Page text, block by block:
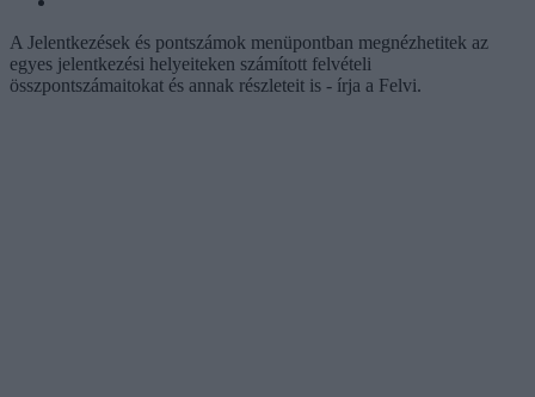
A Jelentkezések és pontszámok menüpontban megnézhetitek az
egyes jelentkezési helyeiteken számított felvételi
összpontszámaitokat és annak részleteit is - írja a Felvi.